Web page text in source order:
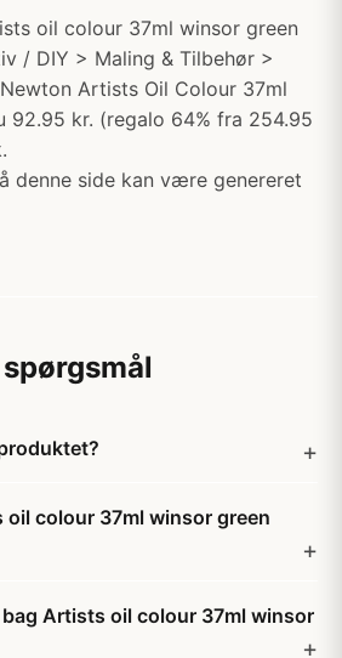
oil colour 37ml winsor green
/ DIY > Maling & Tilbehør >
Artists Oil Colour 37ml
92.95 kr. (regalo 64% fra 254.95
denne side kan være genereret
colour 37ml winsor green
Artists oil colour 37ml winsor